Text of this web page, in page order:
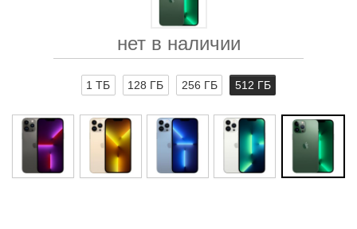
нет в наличии
1 ТБ 128 ГБ 256 ГБ 512 ГБ